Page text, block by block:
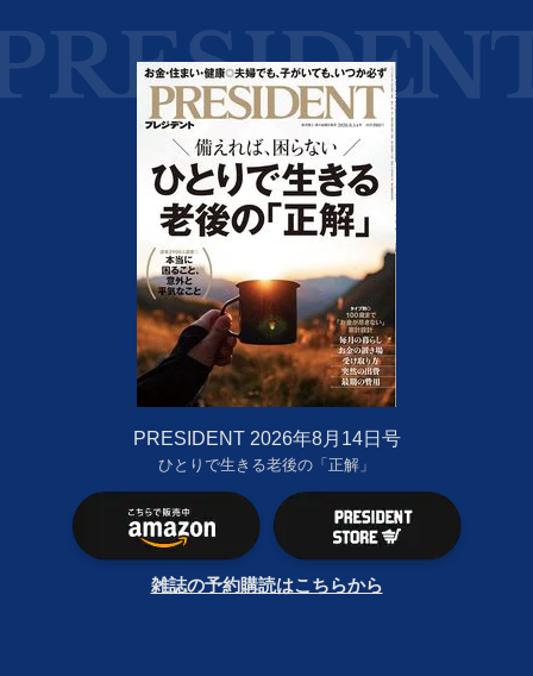
PRESIDENT 2026年8月14日号
ひとりで生きる老後の「正解」
雑誌の予約購読はこちらから